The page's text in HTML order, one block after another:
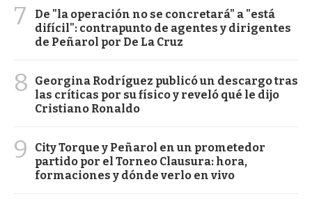
7
De "la operación no se concretará" a "está
difícil": contrapunto de agentes y dirigentes
de Peñarol por De La Cruz
8
Georgina Rodríguez publicó un descargo tras
las críticas por su físico y reveló qué le dijo
Cristiano Ronaldo
9
City Torque y Peñarol en un prometedor
partido por el Torneo Clausura: hora,
formaciones y dónde verlo en vivo